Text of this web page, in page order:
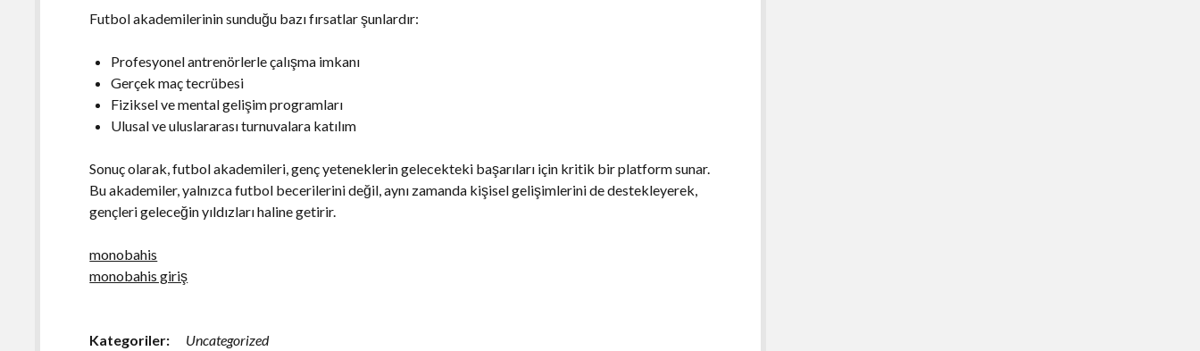
Futbol akademilerinin sunduğu bazı fırsatlar şunlardır:
Profesyonel antrenörlerle çalışma imkanı
Gerçek maç tecrübesi
Fiziksel ve mental gelişim programları
Ulusal ve uluslararası turnuvalara katılım
Sonuç olarak, futbol akademileri, genç yeteneklerin gelecekteki başarıları için kritik bir platform sunar.
Bu akademiler, yalnızca futbol becerilerini değil, aynı zamanda kişisel gelişimlerini de destekleyerek,
gençleri geleceğin yıldızları haline getirir.
monobahis
monobahis giriş
Kategoriler: Uncategorized